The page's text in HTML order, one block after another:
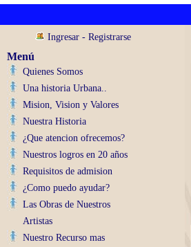
Ingresar - Registrarse
Menú
Quienes Somos
Una historia Urbana..
Mision, Vision y Valores
Nuestra Historia
¿Que atencion ofrecemos?
Nuestros logros en 20 años
Requisitos de admision
¿Como puedo ayudar?
Las Obras de Nuestros
Artistas
Nuestro Recurso mas